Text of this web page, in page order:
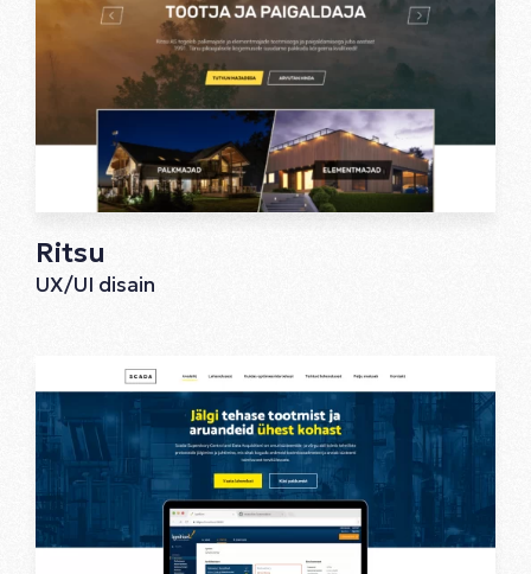
Ritsu
UX/UI disain